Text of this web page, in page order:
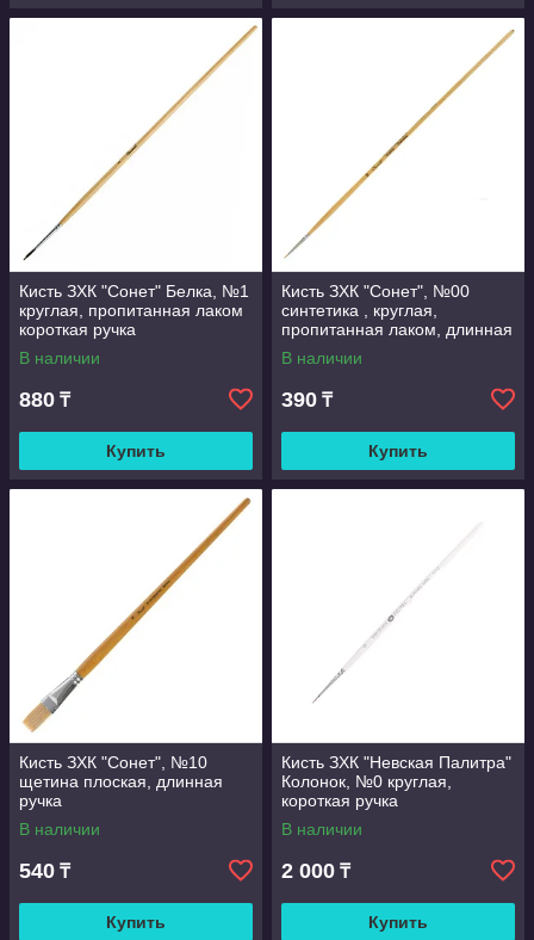
Кисть ЗХК "Сонет" Белка, №1
круглая, пропитанная лаком
короткая ручка
В наличии
880 ₸
Купить
Кисть ЗХК "Сонет", №00
синтетика , круглая,
пропитанная лаком, длинная
ручка
В наличии
390 ₸
Купить
Кисть ЗХК "Сонет", №10
щетина плоская, длинная
ручка
В наличии
540 ₸
Купить
Кисть ЗХК "Невская Палитра"
Колонок, №0 круглая,
короткая ручка
В наличии
2 000 ₸
Купить